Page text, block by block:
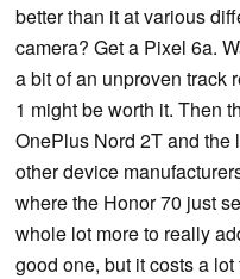
better than it at various
camera? Get a Pixel 6a.
a bit of an unproven track
1 might be worth it. Then
OnePlus Nord 2T and the
other device
where the Honor 70 just
whole lot more to really
good one, but it costs a